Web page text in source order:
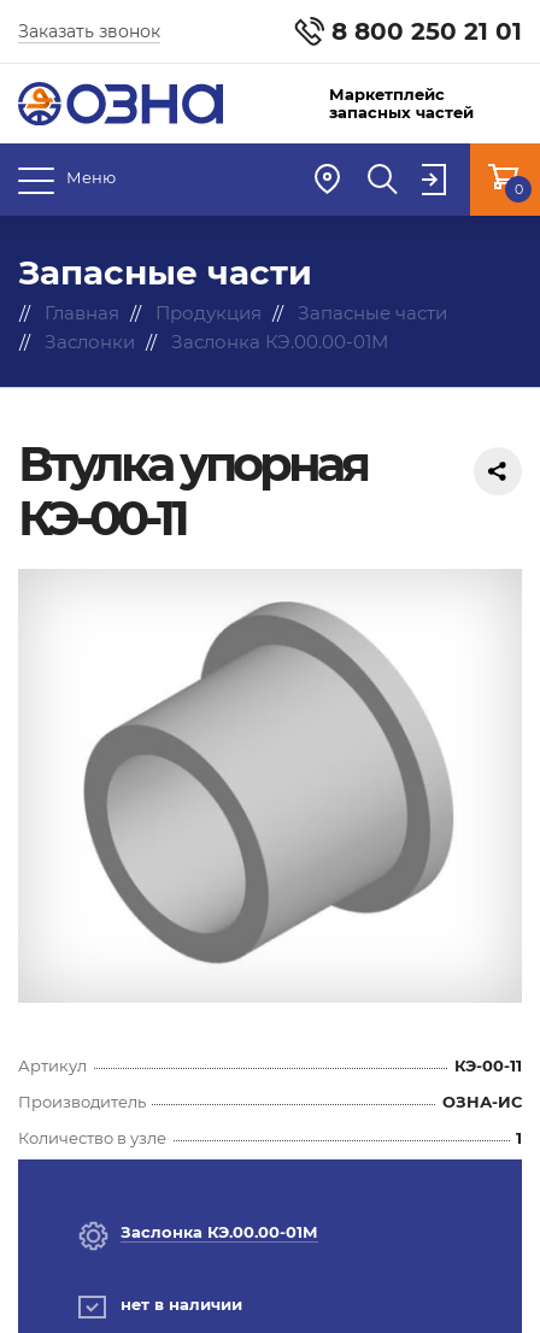
8 800 250 21 01
Заказать звонок
Маркетплейс
запасных частей
Меню
0
Запасные части
Главная Продукция
Запасные части
Заслонки
Заслонка КЭ.00.00-01М
Втулка упорная
КЭ-00-11
Артикул
КЭ-00-11
Производитель
ОЗНА-ИС
Количество в узле
1
Заслонка КЭ.00.00-01М
нет в наличии